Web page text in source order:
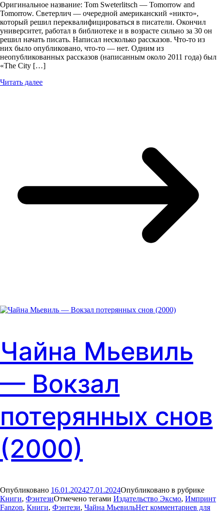
Оригинальное название: Tom Sweterlitsch — Tomorrow and
Tomorrow. Светерлич — очередной американский «никто»,
который решил переквалифицироваться в писатели. Окончил
университет, работал в библиотеке и в возрасте сильно за 30 он
решил начать писать. Написал несколько рассказов. Что-то из
них было опубликовано, что-то — нет. Одним из
неопубликованных рассказов (написанным около 2011 года) был
«The City […]
Читать далее
Чайна Мьевиль
— Вокзал
потерянных снов
(2000)
Опубликовано 16.01.202427.01.2024Опубликовано в рубрике
Книги, ФэнтезиОтмечено тегами Издательство Эксмо, Импринт
Fanzon, Книги, Фэнтези, Чайна МьевильНет комментариев для